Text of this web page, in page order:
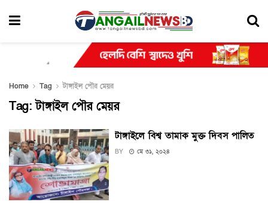
Home Tag টাঙ্গাইল পৌর মেয়র
Tag:টাঙ্গাইল পৌর মেয়র
টাঙ্গাইলে বিশ্ব তামাক মুক্ত দিবস পালিত
BY মে ৩১, ২০২৪